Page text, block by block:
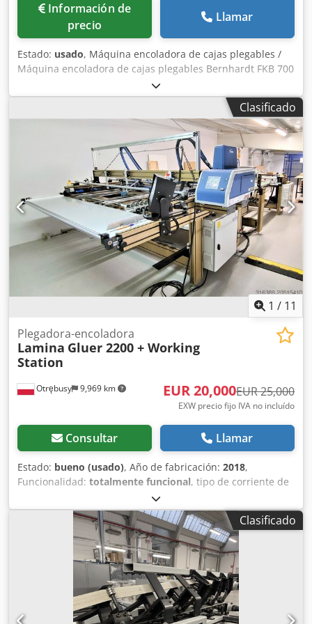
Información de
precio
Llamar
Estado: usado, Máquina encoladora de cajas plegables /
Máquina encoladora de cajas plegables Bernhardt FKB 700
Año de fabricación 2010 - N° de serie 300310/86/FKB/700
Credpfxov H D Srs Ab Ujf Opciones de producción costura
longitudinal, 2 y 3 puntos Gramaje 200 - 600 g/m2, flauta E
Materiales: papel resistente de 200 g/m2, cartón plástico /
Materiales: papel resistente de 200 g/m2, cartón plástico.
Formato corte abierto 500 x 700mm Requiere conexión de
aire / Aire requerido mín. 6 bar Velocidad de la máquina /
Velocidad máxima de la máquina 400 m/min. La FKB 700 es
una máquina plegadora y encoladora multifuncional para
plegar y pegar: Carpetas, estuches para CD, DigiPacks y
cajas plegables. La FKB 700 es una máquina plegadora y
encoladora multifuncional para plegar y pegar: Carpetas,
estuches para CD, DigiPacks y cajas plegables. Inspección
de video en línea por WhatsApp - MS Zoom - Telegram En
stock Emskirchen/Nuremberg - Disponible de inmediato -
Clasificado
1 / 11
Otrębusy 9,969 km
Plegadora-encoladora
Lamina Gluer 2200 + Working
Station
EUR 20,000EUR 25,000
EXW precio fijo IVA no incluído
Consultar Llamar
Estado: bueno (usado), Año de fabricación: 2018,
Funcionalidad: totalmente funcional, tipo de corriente de
, ancho total:
es una máquina de plegado, encolado y aplicación de cinta
adhesiva en línea, alimentada manualmente. Gracias a su
ingenioso diseño, puede manejar diversos tamaños y
materiales diferentes. La configuración sin herramientas
permite un cambio rápido, incluso para tiradas cortas.
Entre las opciones disponibles para la máquina se
incluyen encolado en frío, unidad de soporte trasero,
estación de trabajo, aplicador de cinta adhesiva, entre
Clasificado